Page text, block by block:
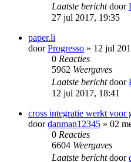
Laatste berichtdoor
27 jul 2017, 19:35
paper.li
doorProgresso » 12 jul
0 Reacties
5962 Weergaves
Laatste berichtdoor
12 jul 2017, 18:41
cross integratie werkt voor
doordanman12345 » 02
0 Reacties
6604 Weergaves
Laatste berichtdoor